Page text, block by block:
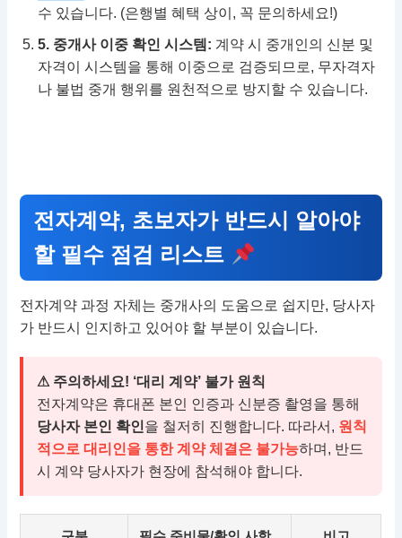
수 있습니다. (은행별 혜택 상이, 꼭 문의하세요!)
5. 중개사 이중 확인 시스템: 계약 시 중개인의 신분 및
자격이 시스템을 통해 이중으로 검증되므로, 무자격자
나 불법 중개 행위를 원천적으로 방지할 수 있습니다.
전자계약, 초보자가 반드시 알아야
할 필수 점검 리스트
전자계약 과정 자체는 중개사의 도움으로 쉽지만, 당사자
가 반드시 인지하고 있어야 할 부분이 있습니다.
⚠ 주의하세요! ‘대리 계약’ 불가 원칙
전자계약은 휴대폰 본인 인증과 신분증 촬영을 통해
당사자 본인 확인을 철저히 진행합니다. 따라서, 원칙
적으로 대리인을 통한 계약 체결은 불가능하며, 반드
시 계약 당사자가 현장에 참석해야 합니다.